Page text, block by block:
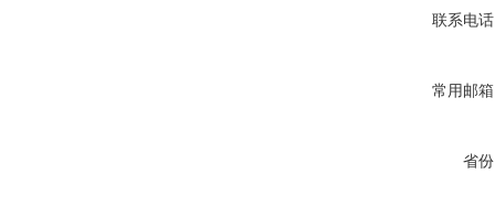
联系电
常用邮
省